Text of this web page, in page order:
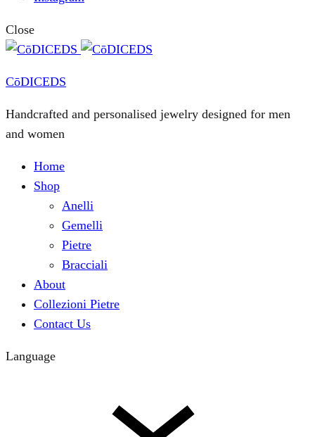
Close
CōDICEDS
Handcrafted and personalised jewelry designed for men
and women
Home
Shop
Anelli
Gemelli
Pietre
Bracciali
About
Collezioni Pietre
Contact Us
Language